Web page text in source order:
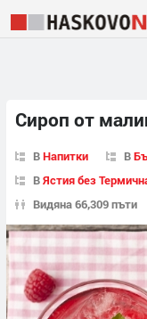
Сироп от
ВНапитки В
ВЯстия без
Видяна 66,309 пъти